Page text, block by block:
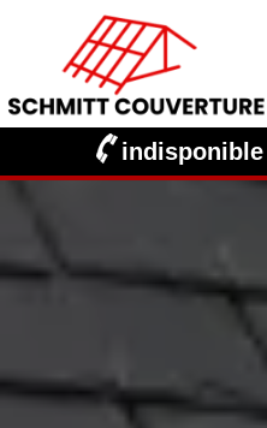
indisponible